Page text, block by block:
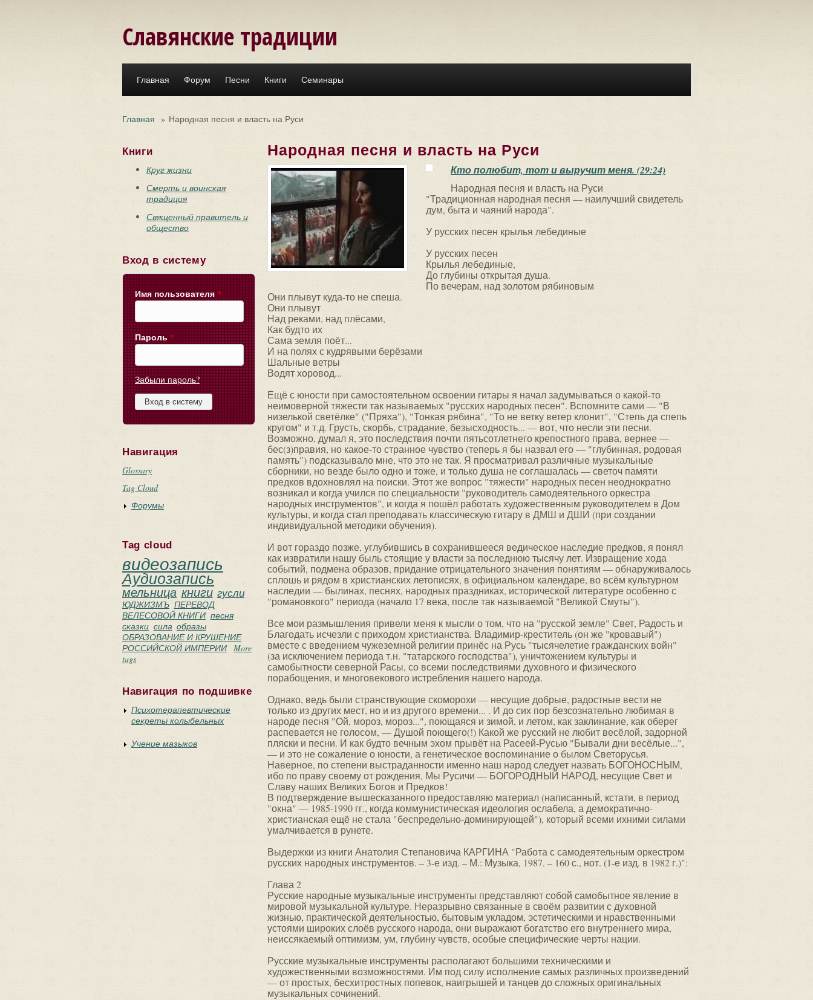
Славянские традиции
Главная Форум Песни Книги Семинары
Главная » Народная песня и власть на Руси
Книги
Круг жизни
Смерть и воинская
традиция
Священный правитель и
общество
Вход в систему
Имя пользователя *
Пароль *
Забыли пароль?
Навигация
Glossary
Tag Cloud
Форумы
Tag cloud
видеозапись
Аудиозапись
мельница книги гусли
ЮДЖИЗМЪ ПЕРЕВОД
ВЕЛЕСОВОЙ КНИГИ песня
сказки сила образы
ОБРАЗОВАНИЕ И КРУШЕНИЕ
РОССИЙСКОЙ ИМПЕРИИ More
tags
Навигация по подшивке
Психотерапевтические
секреты колыбельных
Учение мазыков
Народная песня и власть на Руси
Кто полюбит, тот и выручит меня. (29:24)
Народная песня и власть на Руси
"Традиционная народная песня — наилучший свидетель
дум, быта и чаяний народа".
У русских песен крылья лебединые
У русских песен
Крылья лебединые,
До глубины открытая душа.
По вечерам, над золотом рябиновым
Они плывут куда-то не спеша.
Они плывут
Над реками, над плёсами,
Как будто их
Сама земля поёт...
И на полях с кудрявыми берёзами
Шальные ветры
Водят хоровод...
Ещё с юности при самостоятельном освоении гитары я начал задумываться о какой-то
неимоверной тяжести так называемых "русских народных песен". Вспомните сами — "В
низелькой светёлке" ("Пряха"), "Тонкая рябина", "То не ветку ветер клонит", "Степь да спепь
кругом" и т.д. Грусть, скорбь, страдание, безысходность... — вот, что несли эти песни.
Возможно, думал я, это последствия почти пятьсотлетнего крепостного права, вернее —
бес(з)правия, но какое-то странное чувство (теперь я бы назвал его — "глубинная, родовая
память") подсказывало мне, что это не так. Я просматривал различные музыкальные
сборники, но везде было одно и тоже, и только душа не соглашалась — светоч памяти
предков вдохновлял на поиски. Этот же вопрос "тяжести" народных песен неоднократно
возникал и когда учился по специальности "руководитель самодеятельного оркестра
народных инструментов", и когда я пошёл работать художественным руководителем в Дом
культуры, и когда стал преподавать классическую гитару в ДМШ и ДШИ (при создании
индивидуальной методики обучения).
И вот гораздо позже, углубившись в сохранившееся ведическое наследие предков, я понял
как извратили нашу быль стоящие у власти за последнюю тысячу лет. Извращение хода
событий, подмена образов, придание отрицательного значения понятиям — обнаруживалось
сплошь и рядом в христианских летописях, в официальном календаре, во всём культурном
наследии — былинах, песнях, народных праздниках, исторической литературе особенно с
"романовкого" периода (начало 17 века, после так называемой "Великой Смуты").
Все мои размышления привели меня к мысли о том, что на "русской земле" Свет, Радость и
Благодать исчезли с приходом христианства. Владимир-креститель (он же "кровавый")
вместе с введением чужеземной религии принёс на Русь "тысячелетие гражданских войн"
(за исключением периода т.н. "татарского господства"), уничтожением культуры и
самобытности северной Расы, со всеми последствиями духовного и физического
порабощения, и многовекового истребления нашего народа.
Однако, ведь были странствующие скоморохи — несущие добрые, радостные вести не
только из других мест, но и из другого времени... . И до сих пор безсознательно любимая в
народе песня "Ой, мороз, мороз...", поющаяся и зимой, и летом, как заклинание, как оберег
распевается не голосом, — Душой поющего(!) Какой же русский не любит весёлой, задорной
пляски и песни. И как будто вечным эхом прывёт на Расеей-Русью "Бывали дни весёлые...",
— и это не сожаление о юности, а генетическое воспоминание о былом Светорусья.
Наверное, по степени выстраданности именно наш народ следует назвать БОГОНОСНЫМ,
ибо по праву своему от рождения, Мы Русичи — БОГОРОДНЫЙ НАРОД, несущие Свет и
Славу наших Великих Богов и Предков!
В подтверждение вышесказанного предоставляю материал (написанный, кстати, в период
"окна" — 1985-1990 гг., когда коммунистическая идеология ослабела, а демократично-
христианская ещё не стала "беспредельно-доминирующей"), который всеми ихними силами
умалчивается в рунете.
Выдержки из книги Анатолия Степановича КАРГИНА "Работа с самодеятельным оркестром
русских народных инструментов. – 3-е изд. – М.: Музыка, 1987. – 160 с., нот. (1-е изд. в 1982 г.)":
Глава 2
Русские народные музыкальные инструменты представляют собой самобытное явление в
мировой музыкальной культуре. Неразрывно связанные в своём развитии с духовной
жизнью, практической деятельностью, бытовым укладом, эстетическими и нравственными
устоями широких слоёв русского народа, они выражают богатство его внутреннего мира,
неиссякаемый оптимизм, ум, глубину чувств, особые специфические черты нации.
Русские музыкальные инструменты располагают большими техническими и
художественными возможностями. Им под силу исполнение самых различных произведений
— от простых, бесхитростных попевок, наигрышей и танцев до сложных оригинальных
музыкальных сочинений.